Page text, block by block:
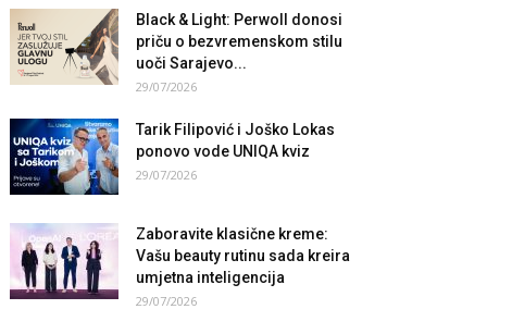
Black & Light: Perwoll donosi
priču o bezvremenskom stilu
uoči Sarajevo...
29/07/2026
Tarik Filipović i Joško Lokas
ponovo vode UNIQA kviz
29/07/2026
Zaboravite klasične kreme:
Vašu beauty rutinu sada kreira
umjetna inteligencija
29/07/2026